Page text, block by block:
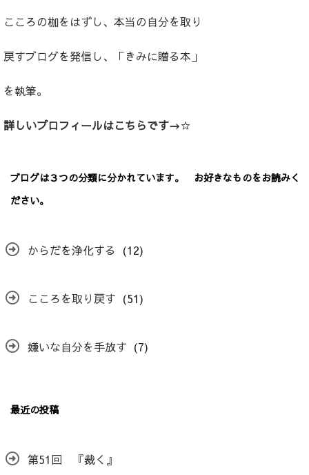
こころの枷をはずし、本当の自分を取り
戻すブログを発信し、「きみに贈る本」
を執筆。
詳しいプロフィールはこちらです→☆
ブログは３つの分類に分かれています。 お好きなものをお読みく
ださい。
からだを浄化する (12)
こころを取り戻す (51)
嫌いな自分を手放す (7)
最近の投稿
第51回 『裁く』